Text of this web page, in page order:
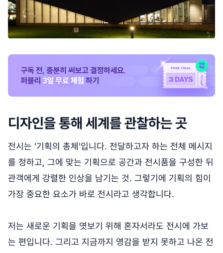
디자인을 통해 세계를 관찰하는 곳
전시는 '기획의 총체'입니다. 전달하고자 하는 전체 메시지
를 정하고, 그에 맞는 기획으로 공간과 전시품을 구성한 뒤
관객에게 강렬한 인상을 남기는 것. 그렇기에 기획의 힘이
가장 중요한 요소가 바로 전시라고 생각합니다.
저는 새로운 기획을 엿보기 위해 혼자서라도 전시에 가보
는 편입니다. 그리고 지금까지 영감을 받지 못하고 나온 전